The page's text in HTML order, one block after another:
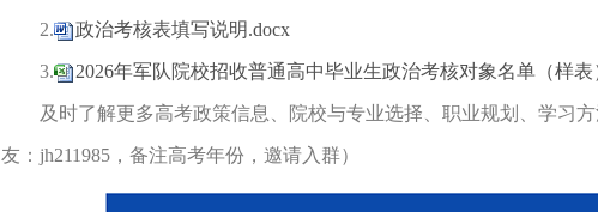
2. 政治考核表填写说明.docx
3. 2026年军队院校招收普通高中毕业生政治考核对象名单（样表
及时了解更多高考政策信息、院校与专业选择、职业规划、学习
友：jh211985，备注高考年份，邀请入群）